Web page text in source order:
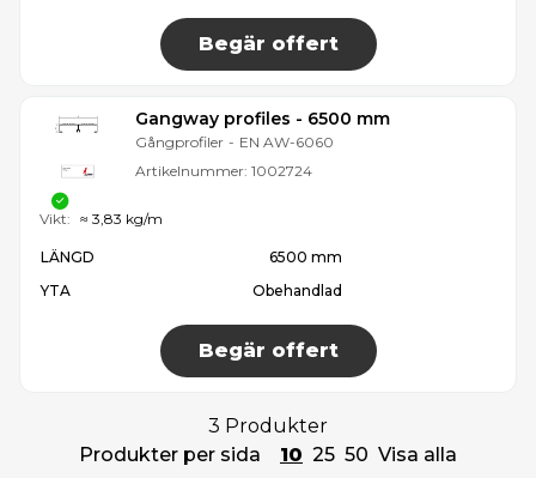
Begär offert
Gangway profiles - 6500 mm
Gångprofiler - EN AW-6060
Artikelnummer: 1002724
LÄNGD
6500 mm
YTA
Obehandlad
Begär offert
Vikt: ≈ 3,83 kg/m
3 Produkter
Produkter per sida
10 25 50 Visa alla